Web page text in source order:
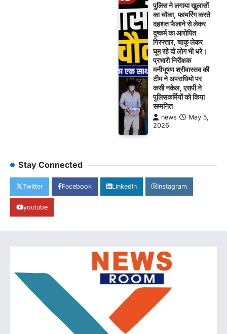
पुलिस ने लगाया खुलासों
का चौका, फायरिंग करते
दहशत फैलाने से लेकर
दुष्कर्म का आरोपित
गिरफ्तार, चाकू लेकर
घूम रहे दो लोग भी धरे।
प्रभारी निरीक्षक
मनीभूषण श्रीवास्तव की
टीम ने अपराधियो पर
कसी नकेल, एसपी ने
पुलिसकर्मियों को किया
सम्मनित
news
May 5,
2026
Stay Connected
Twitter Facebook LinkedIn Instagram
youtube